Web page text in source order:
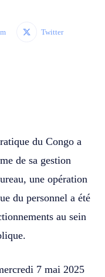
Twitter
du Congo a
de sa gestion
une opération
du personnel a été
au sein
7 mai 2025